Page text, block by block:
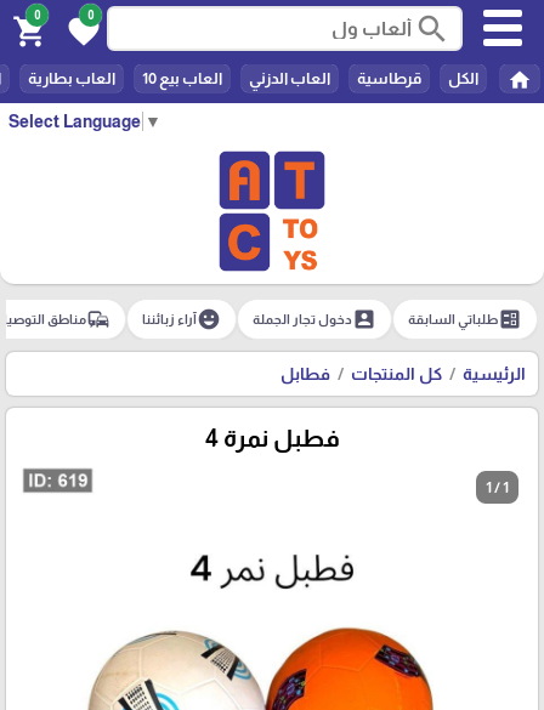
Select Language ▼
search
0
favorite
0
shopping_cart
home الكل قرطاسية العاب الدزني العاب بيع 10 العاب بطارية
ballotطلباتي السابقة account_boxدخول تجار الجملة emoji_emotionsآراء زبائننا commuteمناطق
الرئيسية كل المنتجات فطابل
فطبل نمرة 4
1 / 1